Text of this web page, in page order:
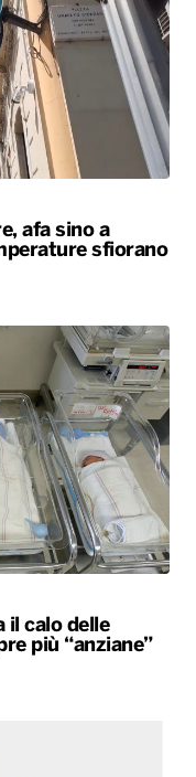
afa sino a
sfiorano
il calo delle
più “anziane”